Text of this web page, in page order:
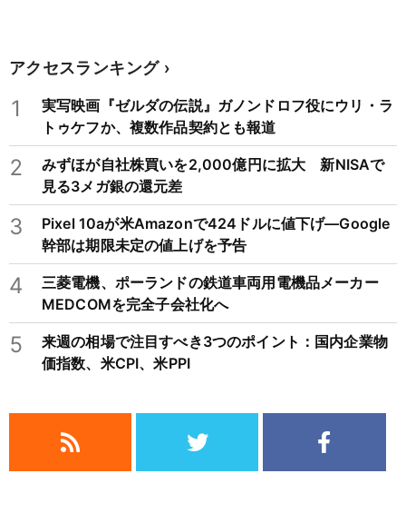
アクセスランキング
1
実写映画『ゼルダの伝説』ガノンドロフ役にウリ・ラ
トゥケフか、複数作品契約とも報道
2
みずほが自社株買いを2,000億円に拡大 新NISAで
見る3メガ銀の還元差
3
Pixel 10aが米Amazonで424ドルに値下げ―Google
幹部は期限未定の値上げを予告
4
三菱電機、ポーランドの鉄道車両用電機品メーカー
MEDCOMを完全子会社化へ
5
来週の相場で注目すべき3つのポイント：国内企業物
価指数、米CPI、米PPI